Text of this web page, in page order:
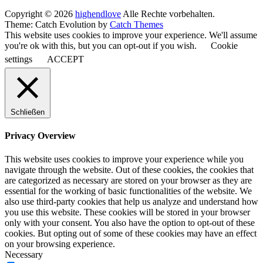
Copyright © 2026 highendlove Alle Rechte vorbehalten.
Theme: Catch Evolution by Catch Themes
This website uses cookies to improve your experience. We'll assume
you're ok with this, but you can opt-out if you wish.
Cookie
settings
ACCEPT
Schließen
Privacy Overview
This website uses cookies to improve your experience while you
navigate through the website. Out of these cookies, the cookies that
are categorized as necessary are stored on your browser as they are
essential for the working of basic functionalities of the website. We
also use third-party cookies that help us analyze and understand how
you use this website. These cookies will be stored in your browser
only with your consent. You also have the option to opt-out of these
cookies. But opting out of some of these cookies may have an effect
on your browsing experience.
Necessary